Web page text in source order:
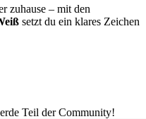
zuhause – mit den
setzt du ein klares Zeichen
Teil der Community!